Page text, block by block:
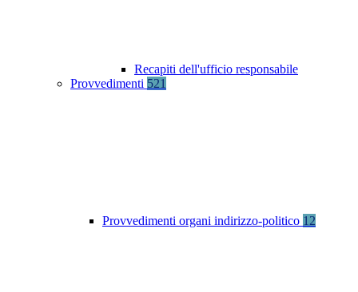
Recapiti dell'ufficio responsabile
Provvedimenti 521
Provvedimenti organi indirizzo-politico 12